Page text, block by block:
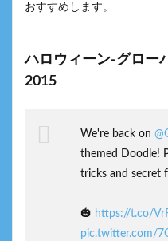
おすすめします。
ハロウィーン-グロー
2015
We're back on
themed Doodle!
tricks and secret
🎃 https://t.co/
pic.twitter.com/